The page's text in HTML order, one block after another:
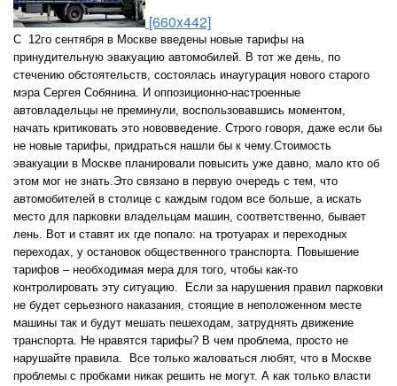
[660x442]
С 12го сентября в Москве введены новые тарифы на
принудительную эвакуацию автомобилей. В тот же день, по
стечению обстоятельств, состоялась инаугурация нового старого
мэра Сергея Собянина. И оппозиционно-настроенные
автовладельцы не преминули, воспользовавшись моментом,
начать критиковать это нововведение. Строго говоря, даже если бы
не новые тарифы, придраться нашли бы к чему.Стоимость
эвакуации в Москве планировали повысить уже давно, мало кто об
этом мог не знать.Это связано в первую очередь с тем, что
автомобителей в столице с каждым годом все больше, а искать
место для парковки владельцам машин, соответственно, бывает
лень. Вот и ставят их где попало: на тротуарах и переходных
переходах, у остановок общественного транспорта. Повышение
тарифов – необходимая мера для того, чтобы как-то
контролировать эту ситуацию. Если за нарушения правил парковки
не будет серьезного наказания, стоящие в неположенном месте
машины так и будут мешать пешеходам, затруднять движение
транспорта. Не нравятся тарифы? В чем проблема, просто не
нарушайте правила. Все только жаловаться любят, что в Москве
проблемы с пробками никак решить не могут. А как только власти